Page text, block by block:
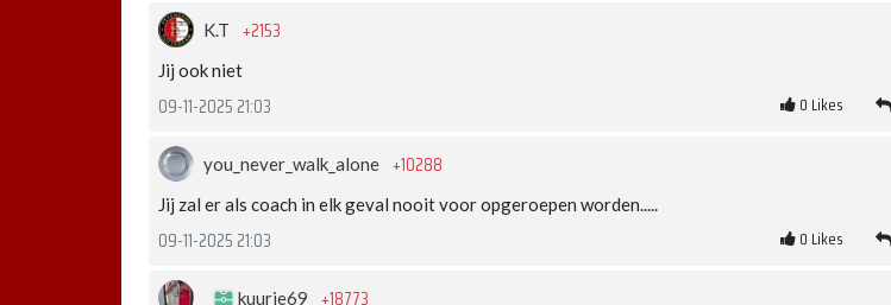
K.T +2153
Jij ook niet
09-11-2025 21:03 0 Likes
you_never_walk_alone +10288
Jij zal er als coach in elk geval nooit voor opgeroepen worden.....
09-11-2025 21:03 0 Likes
kuurie69 +18773